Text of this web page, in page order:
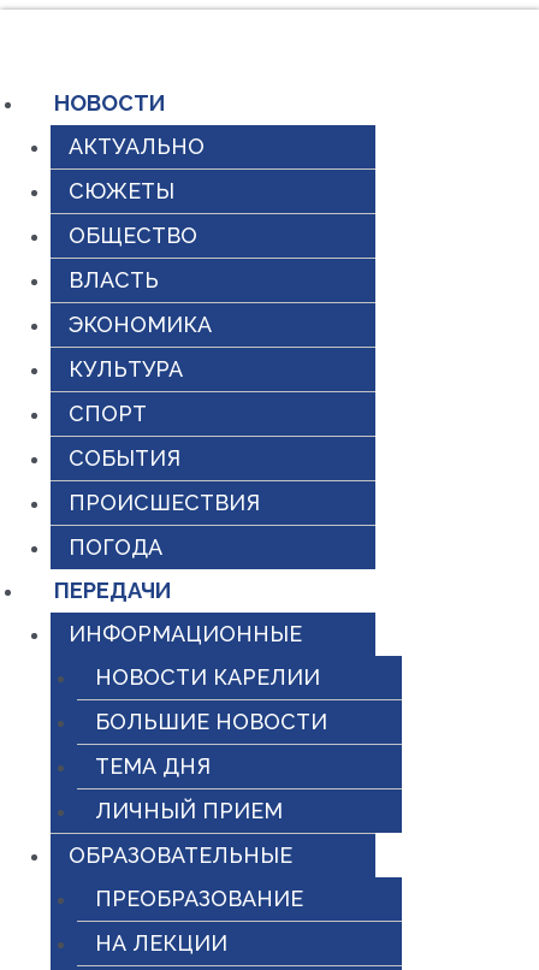
содержимому
НОВОСТИ
АКТУАЛЬНО
СЮЖЕТЫ
ОБЩЕСТВО
ВЛАСТЬ
ЭКОНОМИКА
КУЛЬТУРА
СПОРТ
СОБЫТИЯ
ПРОИСШЕСТВИЯ
ПОГОДА
ПЕРЕДАЧИ
ИНФОРМАЦИОННЫЕ
НОВОСТИ КАРЕЛИИ
БОЛЬШИЕ НОВОСТИ
ТЕМА ДНЯ
ЛИЧНЫЙ ПРИЕМ
ОБРАЗОВАТЕЛЬНЫЕ
ПРЕОБРАЗОВАНИЕ
НА ЛЕКЦИИ